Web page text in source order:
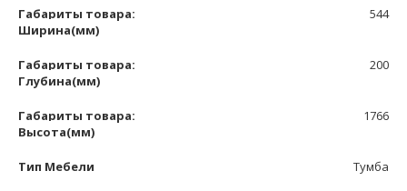
Габариты товара:
Ширина(мм)
544
Габариты товара:
Глубина(мм)
200
Габариты товара:
Высота(мм)
1766
Тип Мебели Тумба